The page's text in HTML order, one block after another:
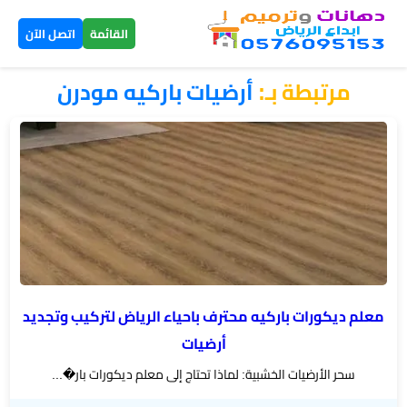
القائمة اتصل الآن ×
الرئيسية
دهانات
داخلية
الرياض
دهانات
خارجية
الرياض
مرتبطة بـ:أرضيات باركيه مودرن
معلم ديكورات باركيه محترف باحياء الرياض لتركيب وتجديد
أرضيات
سحر الأرضيات الخشبية: لماذا تحتاج إلى معلم ديكورات بار�...